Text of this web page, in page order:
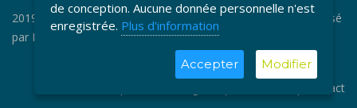
2019-2026 © BIO'VET - Copyright Tous Droits Réservés. Réalisé
par MEDIA VETO
Contact
de conception. Aucune donnée personnelle n'est
enregistrée. Plus d'information
Accepter Modifier